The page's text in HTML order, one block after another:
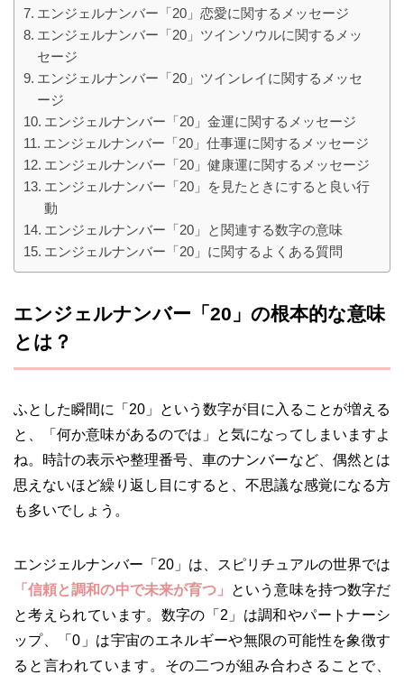
エンジェルナンバー「20」恋愛に関するメッセージ
エンジェルナンバー「20」ツインソウルに関するメッ
セージ
エンジェルナンバー「20」ツインレイに関するメッセ
ージ
エンジェルナンバー「20」金運に関するメッセージ
エンジェルナンバー「20」仕事運に関するメッセージ
エンジェルナンバー「20」健康運に関するメッセージ
エンジェルナンバー「20」を見たときにすると良い行
動
エンジェルナンバー「20」と関連する数字の意味
エンジェルナンバー「20」に関するよくある質問
エンジェルナンバー「20」の根本的な意味
とは？
ふとした瞬間に「20」という数字が目に入ることが増える
と、「何か意味があるのでは」と気になってしまいますよ
ね。時計の表示や整理番号、車のナンバーなど、偶然とは
思えないほど繰り返し目にすると、不思議な感覚になる方
も多いでしょう。
エンジェルナンバー「20」は、スピリチュアルの世界では
「信頼と調和の中で未来が育つ」
という意味を持つ数字だ
と考えられています。数字の「2」は調和やパートナーシ
ップ、「0」は宇宙のエネルギーや無限の可能性を象徴す
ると言われています。その二つが組み合わさることで、